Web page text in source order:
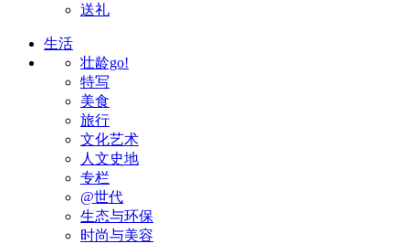
送礼
生活
壮龄go!
特写
美食
旅行
文化艺术
人文史地
专栏
@世代
生态与环保
时尚与美容